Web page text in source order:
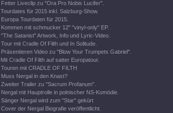
Fetter Liveclip zu "Ora Pro Nobis Lucifer".
Tourdates für 2015 inkl. Salzburg-Show.
Europa Tourdaten für 2015.
Kommen mit schmucker 12" "vinyl-only" EP.
"The Satanist" Artwork, Info und Lyric-Video.
Tour mit Cradle Of Filth und In Solitude.
Präsentieren Video zu "Blow Your Trumpets Gabriel".
Mit Cradle Of Filth auf satter Europatour.
Touren mit CRADLE OF FILTH
Muss Nergal in den Knast?
Zweiter Trailer zu "Sacrum Profanum".
Nergal mit Hauptrolle in polnischer NS-Komödie.
Sänger Nergal wird zum "Star" gekürt
Cover der Nergal Biografie veröffentlicht.